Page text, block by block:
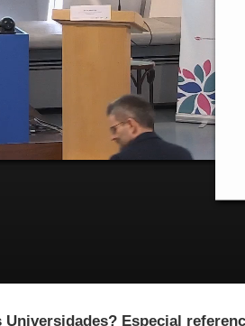
Universidades? Especial